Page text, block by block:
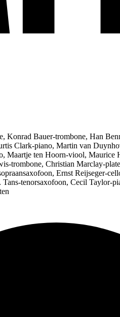
Konrad Bauer-trombone, Han
Clark-piano, Martin van
ten Hoorn-viool, Maurice
trombone, Christian Marclay-
Ernst Reijseger-
tenorsaxofoon, Cecil Taylor-